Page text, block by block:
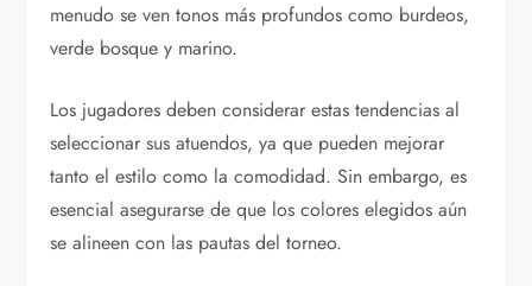
menudo se ven tonos más profundos como burdeos,
verde bosque y marino.
Los jugadores deben considerar estas tendencias al
seleccionar sus atuendos, ya que pueden mejorar
tanto el estilo como la comodidad. Sin embargo, es
esencial asegurarse de que los colores elegidos aún
se alineen con las pautas del torneo.